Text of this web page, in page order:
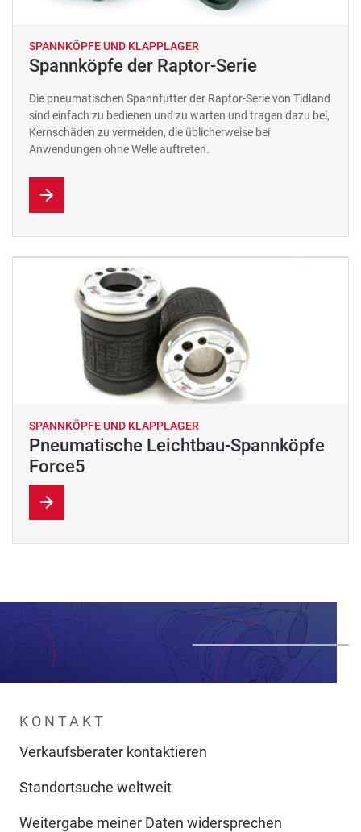
SPANNKÖPFE UND KLAPPLAGER
Spannköpfe der Raptor-Serie
Die pneumatischen Spannfutter der Raptor-Serie von Tidland
sind einfach zu bedienen und zu warten und tragen dazu bei,
Kernschäden zu vermeiden, die üblicherweise bei
Anwendungen ohne Welle auftreten.
SPANNKÖPFE UND KLAPPLAGER
Pneumatische Leichtbau-Spannköpfe
Force5
KONTAKT
Verkaufsberater kontaktieren
Standortsuche weltweit
Weitergabe meiner Daten widersprechen